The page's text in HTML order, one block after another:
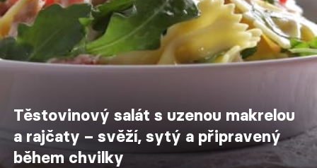
Těstovinový salát s uzenou makrelou
a rajčaty – svěží, sytý a připravený
během chvilky